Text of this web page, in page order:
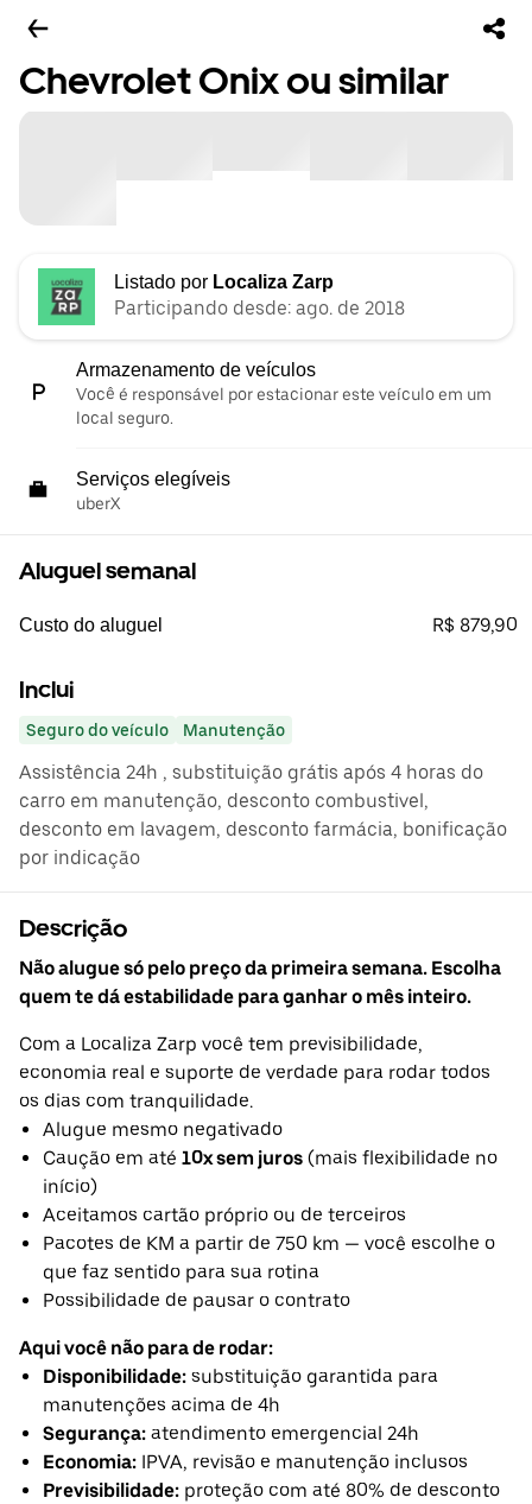
Chevrolet Onix ou similar
Listado por Localiza Zarp
Participando desde: ago. de 2018
Armazenamento de veículos
Você é responsável por estacionar este veículo em um
local seguro.
Serviços elegíveis
uberX
Aluguel semanal
Custo do aluguel R$ 879,90
Inclui
Seguro do veículo Manutenção
Assistência 24h , substituição grátis após 4 horas do
carro em manutenção, desconto combustivel,
desconto em lavagem, desconto farmácia, bonificação
por indicação
Descrição
Não alugue só pelo preço da primeira semana. Escolha
quem te dá estabilidade para ganhar o mês inteiro.
Com a Localiza Zarp você tem previsibilidade,
economia real e suporte de verdade para rodar todos
os dias com tranquilidade.
Alugue mesmo negativado
Caução em até 10x sem juros (mais flexibilidade no
início)
Aceitamos cartão próprio ou de terceiros
Pacotes de KM a partir de 750 km — você escolhe o
que faz sentido para sua rotina
Possibilidade de pausar o contrato
Aqui você não para de rodar:
Disponibilidade: substituição garantida para
manutenções acima de 4h
Segurança: atendimento emergencial 24h
Economia: IPVA, revisão e manutenção inclusos
Previsibilidade: proteção com até 80% de desconto